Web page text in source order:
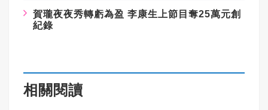
賀瓏夜夜秀轉虧為盈 李康生上節目奪25萬元創
紀錄
相關閱讀